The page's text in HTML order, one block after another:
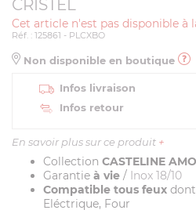
CRISTEL
Cet article n'est pas disponible à
Réf. : 125861 - PLCXBO
Non disponible en boutique
Infos livraison
Infos retour
En savoir plus sur ce produit +
Collection CASTELINE
Garantie à vie / Inox 18/10
Compatible tous feux
Eléctrique, Four